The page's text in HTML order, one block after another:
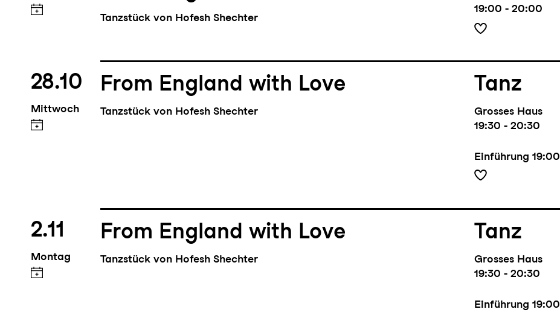
Tanzstück von Hofesh Shechter
19:00 - 20:00
28.10
Mittwoch
From England with Love
Tanzstück von Hofesh Shechter
Tanz
Grosses Haus
19:30 - 20:30
Einführung 19:00
2.11
Montag
From England with Love
Tanzstück von Hofesh Shechter
Tanz
Grosses Haus
19:30 - 20:30
Einführung 19:00